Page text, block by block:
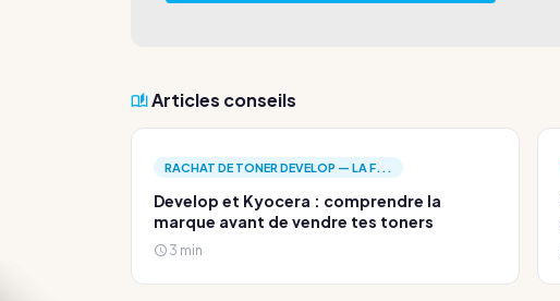
Articles conseils
RACHAT DE TONER DEVELOP — LA F...
Develop et Kyocera : comprendre la
marque avant de vendre tes toners
3 min